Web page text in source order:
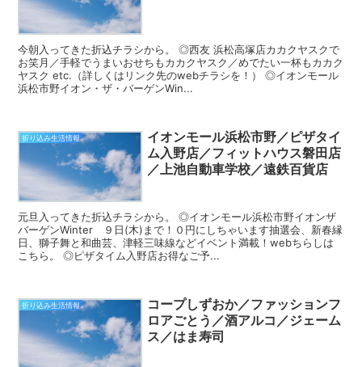
今朝入ってきた折込チラシから。 ◎西友 浜松高塚店カカクヤスクで
お笑月／手軽でうまいおせちもカカクヤスク／めでたい一杯もカカク
ヤスク etc.（詳しくはリンク先のwebチラシを！） ◎イオンモール
浜松市野イオン・ザ・バーゲンWin...
折り込み生活情報
イオンモール浜松市野／ピザタイ
ム入野店／フィットハウス磐田店
／上池自動車学校／遠鉄百貨店
元旦入ってきた折込チラシから。 ◎イオンモール浜松市野イオンザ
バーゲンWinter ９日(木)まで！０円にしちゃいます抽選会、新春縁
日、獅子舞と和曲芸、津軽三味線などイベント満載！webちらしは
こちら。 ◎ピザタイム入野店お得なご予...
折り込み生活情報
コープしずおか／ファッションフ
ロアごとう／酒アルコ／ジェーム
ス／はま寿司